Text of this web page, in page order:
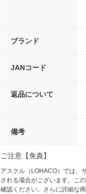
ブランド
JANコード
返品について
備考
ご注意【免責】
アスクル（LOHACO）では、
される場合がございます。こ
確認ください。さらに詳細な